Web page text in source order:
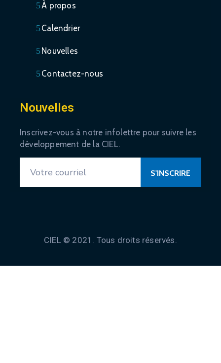
À propos
Calendrier
Nouvelles
Contactez-nous
Nouvelles
Inscrivez-vous à notre infolettre pour suivre les
développement de la CIEL.
CIEL © 2021. Tous droits réservés.